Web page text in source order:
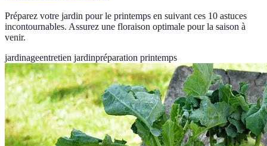
Préparez votre jardin pour le printemps en suivant ces 10 astuces
incontournables. Assurez une floraison optimale pour la saison à
venir.
jardinageentretien jardinpréparation printemps